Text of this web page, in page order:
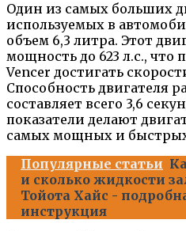
Один из самых больших
используемых в
объем 6,3 литра. Этот
мощность до 623 л.с., что
Vencer достигать
Способность двигателя
составляет всего 3,6
показатели делают
самых мощных и
Популярные статьи
и сколько жидкости
Тойота Хайс -
инструкция